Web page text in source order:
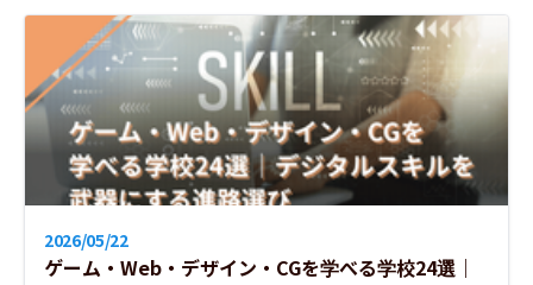
昨年度の倍率が２倍以下の選抜がある
昨年度の倍率が１倍未満の選抜がある
2026/05/22
ゲーム・Web・デザイン・CGを学べる学校24選｜